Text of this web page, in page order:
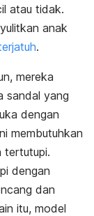
atau tidak.
anak
.
mereka
sandal yang
dengan
membutuhkan
tertutupi.
dengan
dan
itu, model